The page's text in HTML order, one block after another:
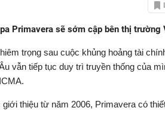
Primavera sẽ sớm cập bên thị
trọng sau cuộc khủng hoảng tài
vẫn tiếp tục duy trì truyền thống của
thiệu từ năm 2006, Primavera có